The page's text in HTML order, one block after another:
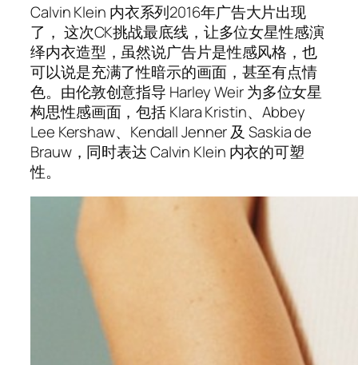
Calvin Klein 内衣系列2016年广告大片出现
了， 这次CK挑战最底线，让多位女星性感演
绎内衣造型，虽然说广告片是性感风格，也
可以说是充满了性暗示的画面，甚至有点情
色。由伦敦创意指导 Harley Weir 为多位女星
构思性感画面，包括 Klara Kristin、Abbey
Lee Kershaw、Kendall Jenner 及 Saskia de
Brauw，同时表达 Calvin Klein 内衣的可塑
性。